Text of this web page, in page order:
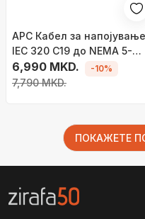
APC Кабел за напојување,
IEC 320 C19 до NEMA 5-
15P, 2.5 m (8 ft)
6,990 MKD.
7,790 MKD.
-10%
ПОКАЖЕТЕ